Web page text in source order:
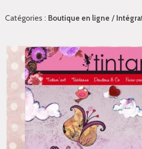
Catégories : Boutique en ligne /